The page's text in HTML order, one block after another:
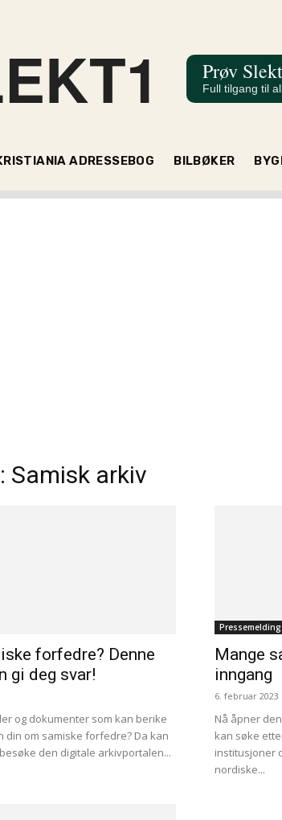
Prøv
Full tilgang til
ADRESSEBOG BILBØKER
Samisk arkiv
forfedre? Denne
gi deg svar!
og dokumenter som kan berike
din om samiske forfedre? Da kan
den digitale arkivportalen...
Pressemelding
Mange
inngang
6. februar 2023
Nå åpner
kan søke
institusjoner
nordiske...